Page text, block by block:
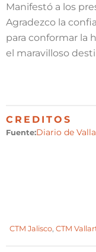
Manifestó a los
Agradezco la
para conformar la
el maravilloso
CREDITOS
Fuente:Diario de
CTM Jalisco, CTM